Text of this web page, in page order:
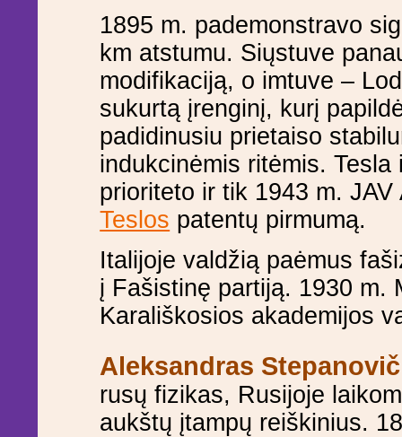
1895 m. pademonstravo
km atstumu. Siųstuve
modifikaciją, o imtuve –
sukurtą įrenginį, kurį
padidinusiu prietaiso
indukcinėmis ritėmis.
prioriteto ir tik 1943 m.
Teslos patentų pirmumą.
Italijoje valdžią paėmus
į Fašistinę partiją. 1930 m.
Karališkosios akademijos
Aleksandras
rusų fizikas, Rusijoje
aukštų įtampų reiškinius.